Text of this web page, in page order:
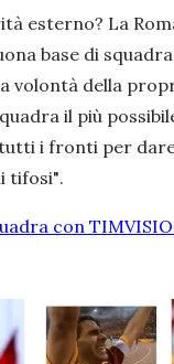
esterno? La
base di
volontà della
il più
i fronti per
tifosi".
con